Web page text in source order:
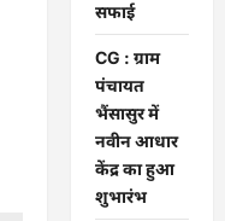
सफाई
CG : ग्राम
पंचायत
भैंसासुर में
नवीन आधार
केंद्र का हुआ
शुभारंभ